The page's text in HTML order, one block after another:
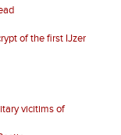
of the first IJzer
vicitims of